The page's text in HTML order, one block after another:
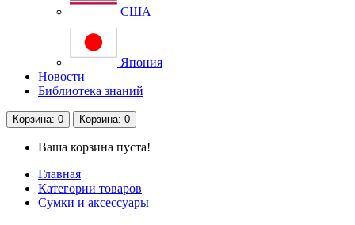
США
Япония
Новости
Библиотека знаний
Корзина: 0 Корзина: 0
Ваша корзина пуста!
Главная
Категории товаров
Сумки и аксессуары